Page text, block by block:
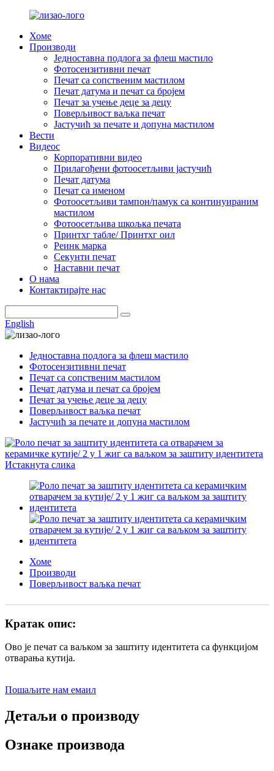
Хоме
Производи
Једноставна подлога за флеш мастило
Фотосензитивни печат
Печат са сопственим мастилом
Печат датума и печат са бројем
Печат за учење деце за децу
Поверљивост ваљка печат
Јастучић за печате и допуна мастилом
Вести
Видеос
Корпоративни видео
Прилагођени фотоосетљиви јастучић
Печат датума
Печат са именом
Фотоосетљиви тампон/памук са континуираним
мастилом
Фотоосетљива шкољка печата
Принтхг табле/ Принтхг оил
Реинк марка
Секунти печат
Наставни печат
О нама
Контактирајте нас
English
Једноставна подлога за флеш мастило
Фотосензитивни печат
Печат са сопственим мастилом
Печат датума и печат са бројем
Печат за учење деце за децу
Поверљивост ваљка печат
Јастучић за печате и допуна мастилом
Хоме
Производи
Поверљивост ваљка печат
Кратак опис:
Ово је печат са ваљком за заштиту идентитета са функцијом
отварања кутија.
Пошаљите нам емаил
Детаљи о производу
Ознаке производа